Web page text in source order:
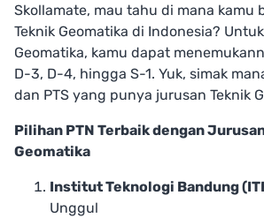
Skollamate, mau tahu di mana kamu
Teknik Geomatika di Indonesia?
Geomatika, kamu dapat
D-3, D-4, hingga S-1. Yuk, simak
dan PTS yang punya jurusan Teknik
Pilihan PTN Terbaik dengan
Geomatika
Institut Teknologi Bandung
Unggul